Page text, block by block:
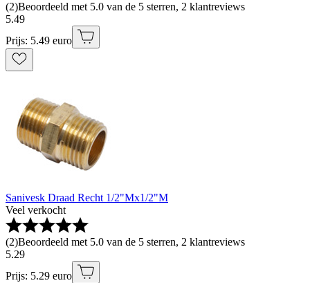
(2)Beoordeeld met 5.0 van de 5 sterren, 2 klantreviews
5.49
Prijs: 5.49 euro
Sanivesk Draad Recht 1/2"Mx1/2"M
Veel verkocht
(2)Beoordeeld met 5.0 van de 5 sterren, 2 klantreviews
5.29
Prijs: 5.29 euro